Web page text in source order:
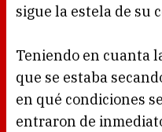
sigue la estela de su
Teniendo en cuanta
que se estaba
en qué condiciones
entraron de